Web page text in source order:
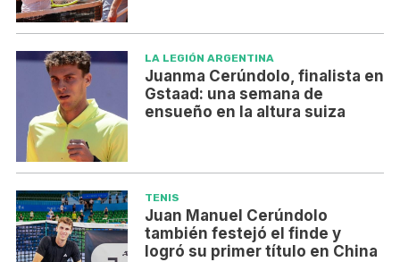
LA LEGIÓN ARGENTINA
Juanma Cerúndolo, finalista en
Gstaad: una semana de
ensueño en la altura suiza
TENIS
Juan Manuel Cerúndolo
también festejó el finde y
logró su primer título en China